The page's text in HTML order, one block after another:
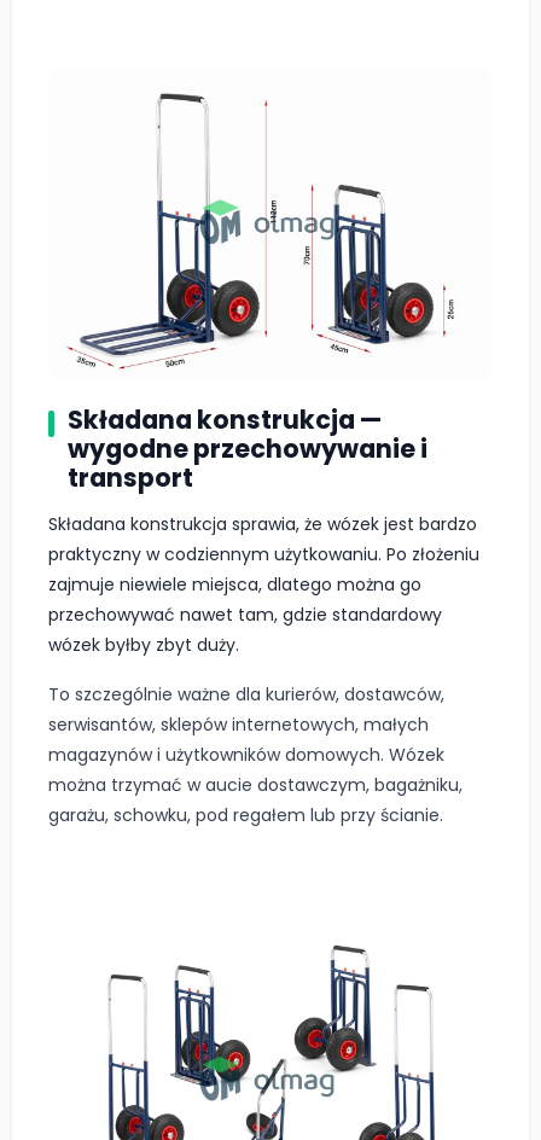
Składana konstrukcja —
wygodne przechowywanie i
transport
Składana konstrukcja sprawia, że wózek jest bardzo
praktyczny w codziennym użytkowaniu. Po złożeniu
zajmuje niewiele miejsca, dlatego można go
przechowywać nawet tam, gdzie standardowy
wózek byłby zbyt duży.
To szczególnie ważne dla kurierów, dostawców,
serwisantów, sklepów internetowych, małych
magazynów i użytkowników domowych. Wózek
można trzymać w aucie dostawczym, bagażniku,
garażu, schowku, pod regałem lub przy ścianie.